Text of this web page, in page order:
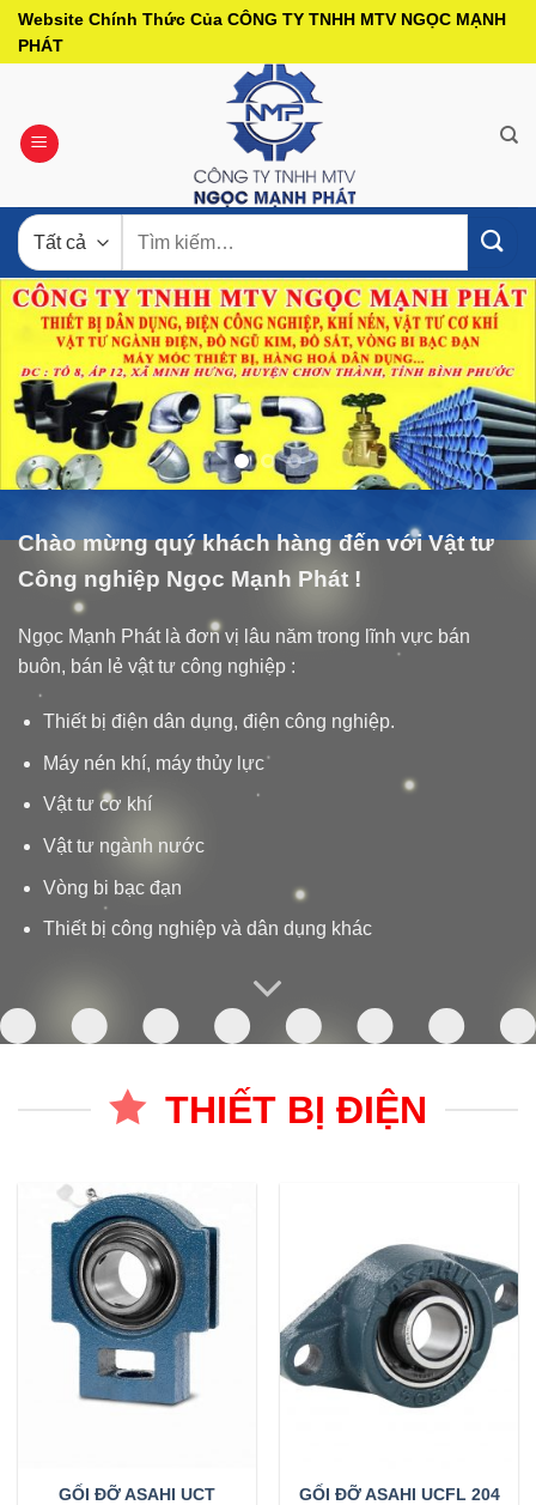
Bỏ
qua
Website Chính Thức Của CÔNG TY TNHH MTV NGỌC MẠNH
PHÁT
kiếm:
Chào mừng quý khách hàng đến với Vật tư
Công nghiệp Ngọc Mạnh Phát !
Ngọc Mạnh Phát là đơn vị lâu năm trong lĩnh vực bán
buôn, bán lẻ vật tư công nghiệp :
Thiết bị điện dân dụng, điện công nghiệp.
Máy nén khí, máy thủy lực
Vật tư cơ khí
Vật tư ngành nước
Vòng bi bạc đạn
Thiết bị công nghiệp và dân dụng khác
THIẾT BỊ ĐIỆN
GỐI ĐỠ ASAHI UCT GỐI ĐỠ ASAHI UCFL 204